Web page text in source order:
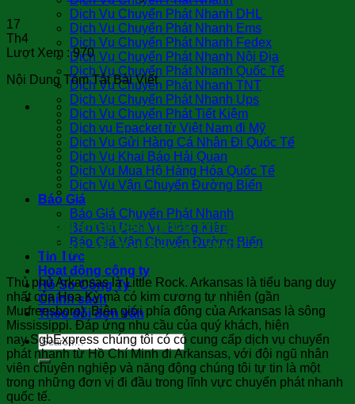
Dịch Vụ Chuyển Phát Nhanh DHL
Dịch Vụ Chuyển Phát Nhanh Ems
Dịch Vụ Chuyển Phát Nhanh Fedex
Dịch Vụ Chuyển Phát Nhanh Nội Địa
Dịch Vụ Chuyển Phát Nhanh Quốc Tế
Dịch Vụ Chuyển Phát Nhanh TNT
Dịch Vụ Chuyển Phát Nhanh Ups
Dịch Vụ Chuyển Phát Tiết Kiệm
Dịch vụ Epacket từ Việt Nam đi Mỹ
Dịch Vụ Gửi Hàng Cá Nhân Đi Quốc Tế
Dịch Vụ Khai Báo Hải Quan
Dịch Vụ Mua Hộ Hàng Hóa Quốc Tế
Dịch Vụ Vận Chuyển Đường Biển
Báo Giá
Báo Giá Chuyển Phát Nhanh
Báo Giá Dịch Vụ Đóng Kiện
Báo Giá Vận Chuyển Đường Biển
Tin Tức
Hoạt động công ty
Hồ Sơ Công Ty
Chính sách
Theo dõi đơn vận
17
Th4
Lượt Xem : 970
Nội Dung Tóm Tắt Bài Viết
Dịch vụ chuyển phát nhanh từ Hồ
Chí Minh đi Arkansas (Mỹ) giá rẻ
Thủ phủ Arkansas là Little Rock. Arkansas là tiểu bang duy
nhất của Hoa Kỳ mà có kim cương tự nhiên (gần
Murfreesboro). Biên giới phía đông của Arkansas là sông
Mississippi. Đáp ứng nhu cầu của quý khách, hiện
nay SgbExpress chúng tôi có có cung cấp dịch vụ chuyển
phát nhanh từ Hồ Chí Minh đi Arkansas, với đội ngũ nhân
viên chuyên nghiệp và năng động chúng tôi tự tin là một
trong những đơn vị đi đầu trong lĩnh vực chuyển phát nhanh
quốc tế.